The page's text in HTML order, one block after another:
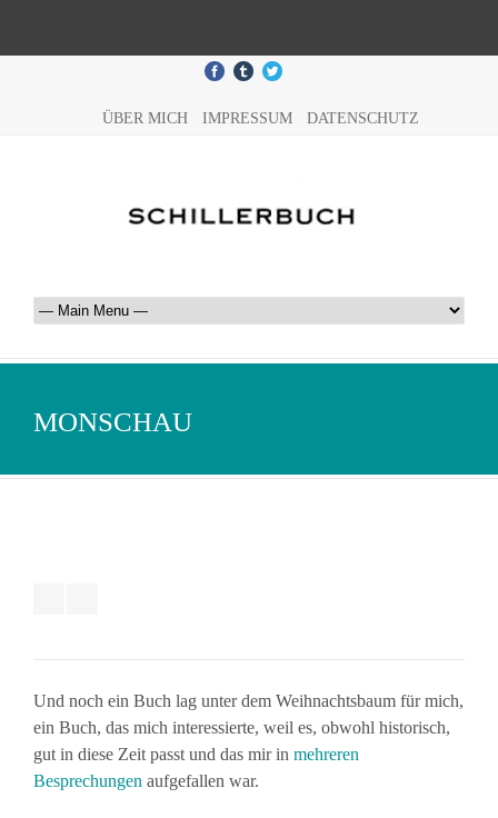
ÜBER MICH IMPRESSUM DATENSCHUTZ
MONSCHAU
Und noch ein Buch lag unter dem Weihnachtsbaum für mich,
ein Buch, das mich interessierte, weil es, obwohl historisch,
gut in diese Zeit passt und das mir in mehreren
Besprechungen aufgefallen war.